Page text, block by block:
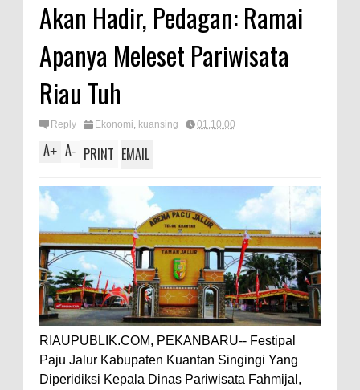
Akan Hadir, Pedagan: Ramai
Apanya Meleset Pariwisata
Riau Tuh
Reply Ekonomi, kuansing 01.10.00
A+ A- PRINT EMAIL
RIAUPUBLIK.COM, PEKANBARU-- Festipal
Paju Jalur Kabupaten Kuantan Singingi Yang
Diperidiksi Kepala Dinas Pariwisata Fahmijal,